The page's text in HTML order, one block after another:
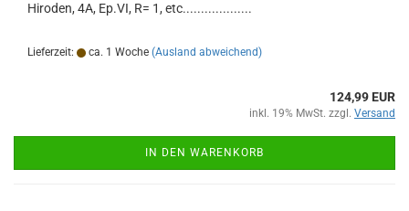
Hiroden, 4A, Ep.VI, R= 1, etc...................
Lieferzeit: ca. 1 Woche (Ausland abweichend)
124,99 EUR
inkl. 19% MwSt. zzgl. Versand
IN DEN WARENKORB